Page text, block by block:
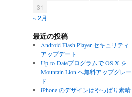
31
« 2月
最近の投稿
Android Flash Player セキュリティ
アップデート
Up-to-Dateプログラムで OS X を
Mountain Lion へ無料アップグレー
ド
iPhone のデザインはやっぱり素晴